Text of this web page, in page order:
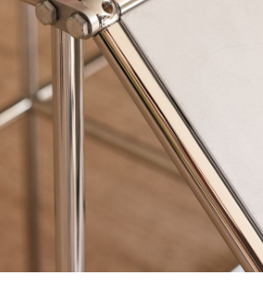
Servicios